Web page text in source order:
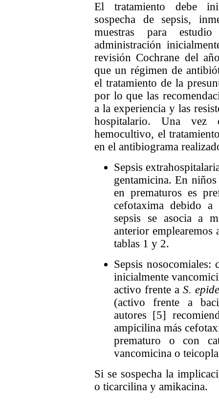
El tratamiento debe
sospecha de sepsis,
muestras para
administración
revisión Cochrane del
que un régimen de
el tratamiento de la
por lo que las
a la experiencia y las
hospitalario. Una vez
hemocultivo, el
en el antibiograma
Sepsis
gentamicina. En
en prematuros es
cefotaxima debido
sepsis se asocia a
anterior emplearemos
tablas 1 y 2.
Sepsis nosocomiales:
inicialmente
activo frente aS.
(activo frente a
autores [5]
ampicilina más
prematuro o con
vancomicina o
Si se sospecha la
o ticarcilina y amikacina.